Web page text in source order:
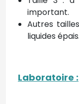
important.
Autres
liquides épais.
Laboratoire :